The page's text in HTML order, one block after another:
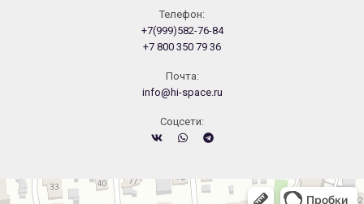
Телефон:
+7(999)582-76-84
+7 800 350 79 36
Почта:
info@hi-space.ru
Cоцсети:
Челябинск
Новороссийская улица, 122 — Яндекс.Карты